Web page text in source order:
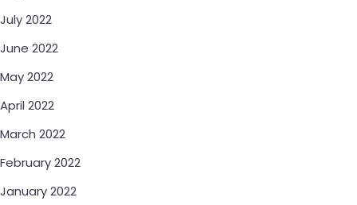
July 2022
June 2022
May 2022
April 2022
March 2022
February 2022
January 2022